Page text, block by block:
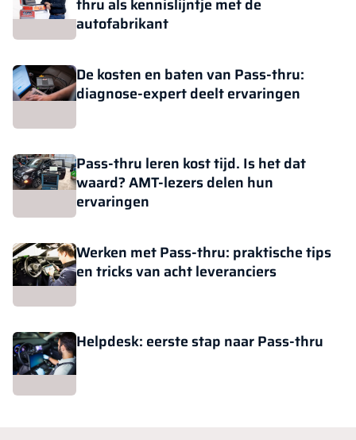
thru als kennislijntje met de
autofabrikant
De kosten en baten van Pass-thru:
diagnose-expert deelt ervaringen
Pass-thru leren kost tijd. Is het dat
waard? AMT-lezers delen hun
ervaringen
Werken met Pass-thru: praktische tips
en tricks van acht leveranciers
Helpdesk: eerste stap naar Pass-thru